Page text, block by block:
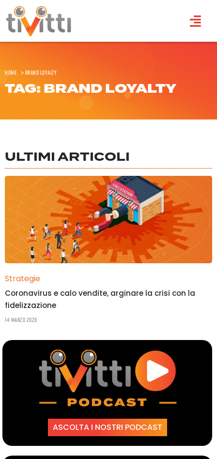
Home >Brand loyalty
TAG: BRAND LOYALTY
ULTIMI ARTICOLI
Strategie
Coronavirus e calo vendite, arginare la crisi con la
fidelizzazione
14 Marzo 2020
ASCOLTA I NOSTRI PODCAST